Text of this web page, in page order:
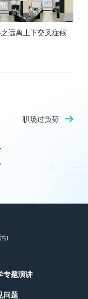
远离上下交叉症候
职场过负荷
专题演讲
问题